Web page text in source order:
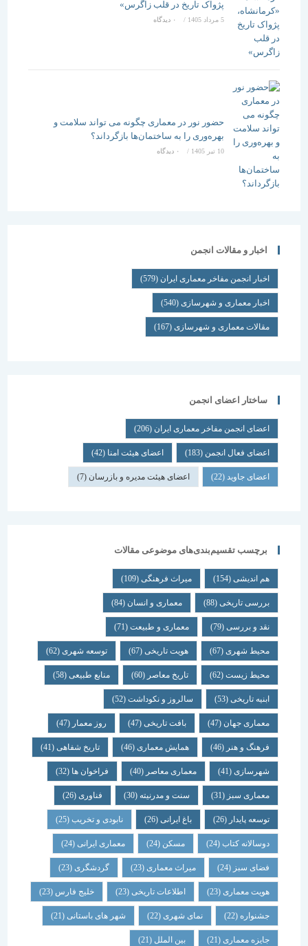
پژواک تاریخ در قلب زاگرس»
5 مرداد 1405 / ۰ دیدگاه
حضور نور در معماری چگونه می تواند سلامت و
بهره‌وری را به ساختمان‌ها بازگرداند؟
/ ۰ دیدگاه
اخبار و مقالات انجمن
اخبار انجمن مفاخر معماری ایران (579)
اخبار معماری و شهرسازی(540)
مقالات معماری و شهرسازی(167)
ساختار اعضای انجمن
اعضای انجمن مفاخر معماری ایران (206)
اعضای فعال انجمن(183) اعضای هیئت امنا(42)
اعضای جاوید(22) اعضای هیئت مدیره و بازرسان(7)
برچسب تقسیم‌بندی‌های موضوعی مقالات
هم اندیشی (154) میراث فرهنگی (109)
بررسی تاریخی (88) معماری و انسان (84)
نقد و بررسی (79) معماری و طبیعت (71)
محیط شهری(67) هویت تاریخی(67) توسعه شهری(62)
محیط زیست(62) تاریخ معاصر(60) منابع طبیعی(58)
ابنیه تاریخی(53) سالروز و نکوداشت(52)
معماری جهان (47) بافت تاریخی(47) روز معمار(47)
فرهنگ و هنر(46) همایش معماری (46) تاریخ شفاهی (41)
شهرسازی(41) معماری معاصر(40) فراخوان ها (32)
معماری سبز(31) سنت و مدرنیته(30) فناوری (26)
توسعه پایدار(26) باغ ایرانی(26) نابودی و تخریب(25)
دوسالانه کتاب(24) مسکن (24) معماری ایرانی(24)
فضای سبز(24) میراث معماری (23) گردشگری (23)
هویت معماری (23) اطلاعات تاریخی(23) خلیج فارس(23)
جشنواره(22) نمای شهری(22) شهر های باستانی (21)
جایزه معماری (21) بین الملل(21)